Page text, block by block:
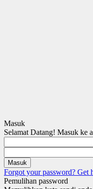
Masuk
Selamat Datang! Masuk ke
Forgot your password? Get
Pemulihan password